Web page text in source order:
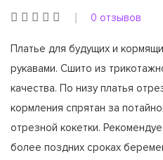
0 отзывов
Платье для будущих и
рукавами. Сшито из
качества. По низу платья
кормления спрятан за
отрезной кокетки.
более поздних сроках